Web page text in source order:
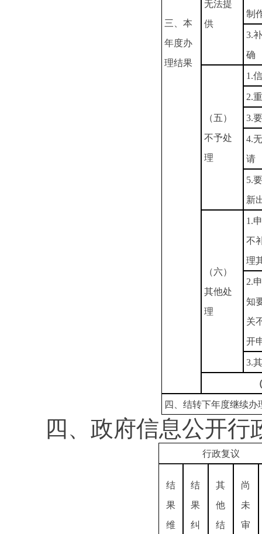
三、本
年度办
理结果
无法提
供
制
3.
确
（五）
不予处
理
1.
2.
3.
4.
请
5.
新
（六）
其他处
理
1.
不
理
2.
知
关
开
3.
四、结转下年度继续办
四、政府信息公开行
行政复议
结
果
维
结
果
纠
其
他
结
尚
未
审